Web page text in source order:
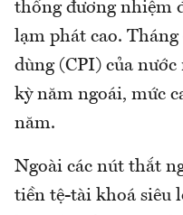
thống đương nhiệm
lạm phát cao. Tháng
dùng (CPI) của nước
kỳ năm ngoái, mức
năm.
Ngoài các nút thắt
tiền tệ-tài khoá siêu